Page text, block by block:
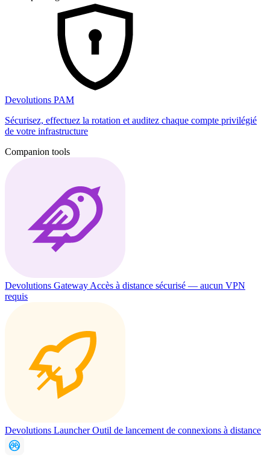
Devolutions PAM
Sécurisez, effectuez la rotation et auditez chaque compte privilégié
de votre infrastructure
Companion tools
Devolutions Gateway Accès à distance sécurisé — aucun VPN
requis
Devolutions LauncherOutil de lancement de connexions à distance